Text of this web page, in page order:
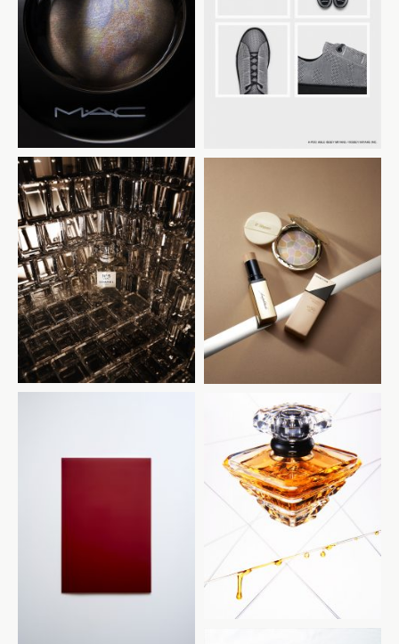
MAC cosmetics ISSEY MIYAKE
CHANEL 集英社 MAQUIA
LANCOME